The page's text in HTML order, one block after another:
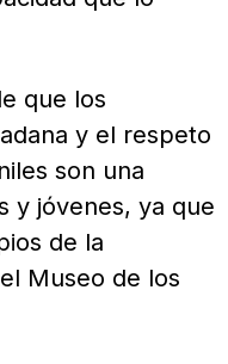
que los
y el respeto
son una
y jóvenes, ya que
de la
Museo de los